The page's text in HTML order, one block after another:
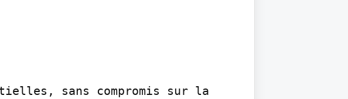
sans compromis sur la